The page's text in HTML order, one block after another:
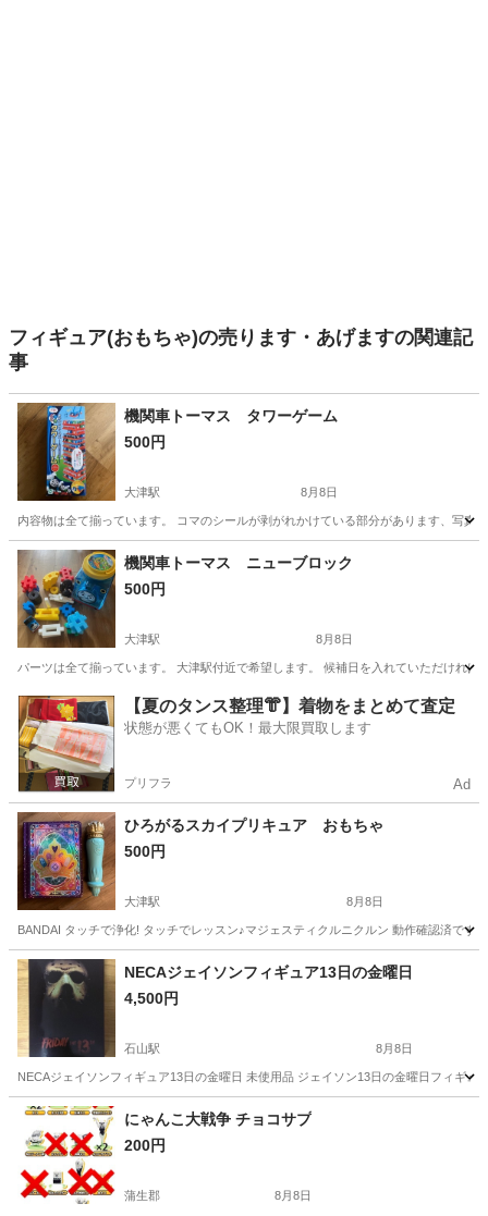
フィギュア(おもちゃ)の売ります・あげますの関連記
事
機関車トーマス タワーゲーム
500円
大津駅 8月8日
内容物は全て揃っています。 コマのシールが剥がれかけている部分があります、写
滋賀 大津市 大津駅 機関車トーマス
機関車トーマス ニューブロック
500円
大津駅 8月8日
パーツは全て揃っています。 大津駅付近で希望します。 候補日を入れていただけれ
滋賀 大津市 大津駅 おもちゃ 機関車トーマス
【夏のタンス整理👘】着物をまとめて査定
状態が悪くてもOK！最大限買取します
プリフラ Ad
ひろがるスカイプリキュア おもちゃ
500円
大津駅 8月8日
BANDAI タッチで浄化! タッチでレッスン♪マジェスティクルニクルン 動作確認済で
滋賀 大津市 おもちゃ プリキュア
NECAジェイソンフィギュア13日の金曜日
4,500円
石山駅 8月8日
NECAジェイソンフィギュア13日の金曜日 未使用品 ジェイソン13日の金曜日フィギ
滋賀 大津市 石山駅 フィギュア
にゃんこ大戦争 チョコサプ
200円
蒲生郡 8月8日